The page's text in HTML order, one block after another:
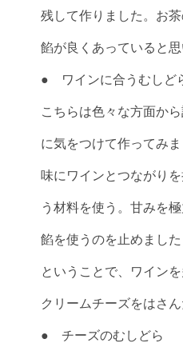
残して作りました。お
餡が良くあっていると思
● ワインに合うむしど
こちらは色々な方面か
に気をつけて作ってみま
味にワインとつながり
う材料を使う。甘みを
餡を使うのを止めました
ということで、ワイン
クリームチーズをはさ
● チーズのむしどら